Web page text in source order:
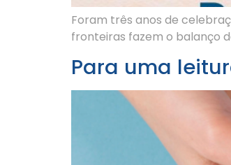
Foram três anos de
fronteiras fazem o balanço
Para uma